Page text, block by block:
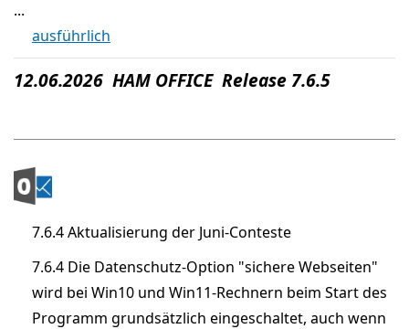
...
ausführlich
12.06.2026 HAM OFFICE Release 7.6.5
7.6.4 Aktualisierung der Juni-Conteste
7.6.4 Die Datenschutz-Option "sichere Webseiten"
wird bei Win10 und Win11-Rechnern beim Start des
Programm grundsätzlich eingeschaltet, auch wenn